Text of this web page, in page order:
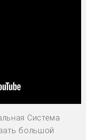
Система
большой